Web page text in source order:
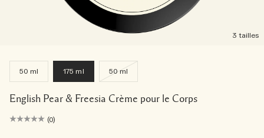
3 tailles
50 ml 175 ml 50 ml
English Pear & Freesia Crème pour le Corps
(0)